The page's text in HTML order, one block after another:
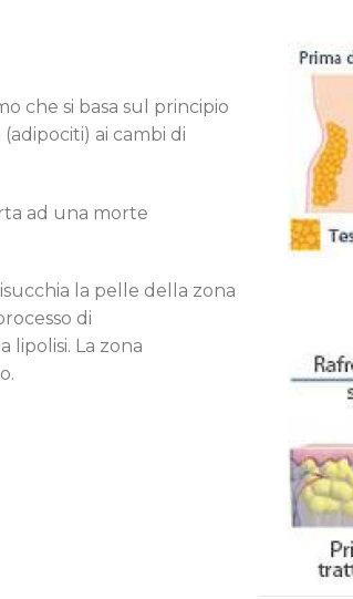
che si basa sul principio
ai cambi di
ad una morte
la pelle della zona
di
La zona